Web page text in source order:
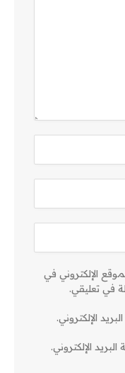
الإلكتروني في
في تعليقي.
الإلكتروني.
الإلكتروني.